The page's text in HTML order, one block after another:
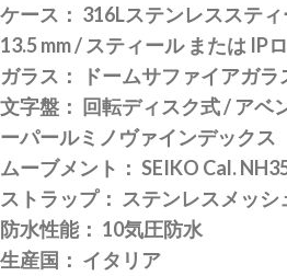
ケース： 316Lステンレススティ
13.5 mm / スティール または IP
ガラス： ドームサファイアガラ
文字盤： 回転ディスク式 / アベ
ーパールミノヴァインデックス
ムーブメント： SEIKO Cal.
ストラップ： ステンレスメッシ
防水性能： 10気圧防水
生産国： イタリア